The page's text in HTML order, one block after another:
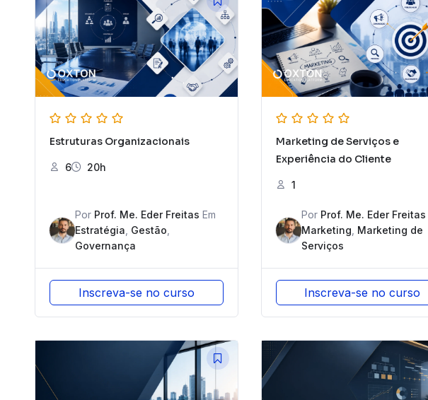
Estruturas Organizacionais
6 20h
Por Prof. Me. Eder Freitas Em
Estratégia Gestão
Governança
Inscreva-se no curso
Marketing de Serviços e
Experiência do Cliente
1
Por Prof. Me. Eder Freitas
Marketing Marketing de
Serviços
Inscreva-se no curso